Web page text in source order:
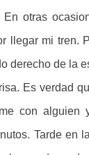
otras
llegar mi tren.
derecho de la
Es verdad
con
Tarde en